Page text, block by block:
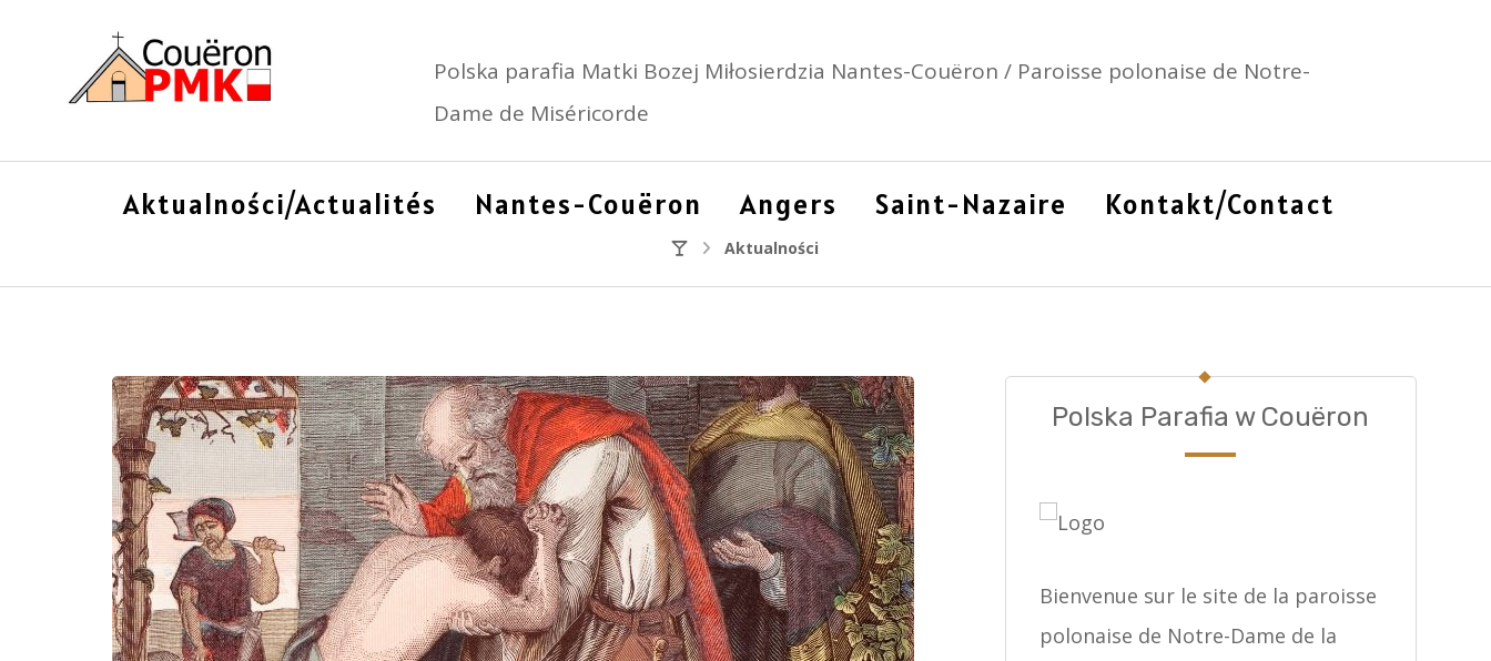
Polska parafia Matki Bozej Miłosierdzia Nantes-Couëron / Paroisse polonaise de Notre-
Dame de Miséricorde
Aktualności/Actualités Nantes-Couëron Angers Saint-Nazaire Kontakt/Contact
Aktualności
Polska Parafia w Couëron
Bienvenue sur le site de la paroisse
polonaise de Notre-Dame de la